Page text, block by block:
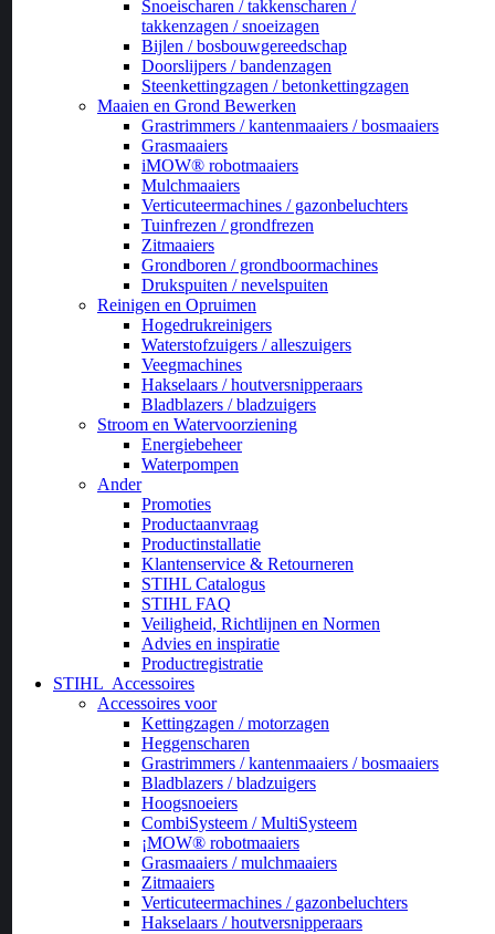
Snoeischaren / takkenscharen /
takkenzagen / snoeizagen
Bijlen / bosbouwgereedschap
Doorslijpers / bandenzagen
Steenkettingzagen / betonkettingzagen
Maaien en Grond Bewerken
Grastrimmers / kantenmaaiers / bosmaaiers
Grasmaaiers
iMOW® robotmaaiers
Mulchmaaiers
Verticuteermachines / gazonbeluchters
Tuinfrezen / grondfrezen
Zitmaaiers
Grondboren / grondboormachines
Drukspuiten / nevelspuiten
Reinigen en Opruimen
Hogedrukreinigers
Waterstofzuigers / alleszuigers
Veegmachines
Hakselaars / houtversnipperaars
Bladblazers / bladzuigers
Stroom en Watervoorziening
Energiebeheer
Waterpompen
Ander
Promoties
Productaanvraag
Productinstallatie
Klantenservice & Retourneren
STIHL Catalogus
STIHL FAQ
Veiligheid, Richtlijnen en Normen
Advies en inspiratie
Productregistratie
STIHL Accessoires
Accessoires voor
Kettingzagen / motorzagen
Heggenscharen
Grastrimmers / kantenmaaiers / bosmaaiers
Bladblazers / bladzuigers
Hoogsnoeiers
CombiSysteem / MultiSysteem
¡MOW® robotmaaiers
Grasmaaiers / mulchmaaiers
Zitmaaiers
Verticuteermachines / gazonbeluchters
Hakselaars / houtversnipperaars